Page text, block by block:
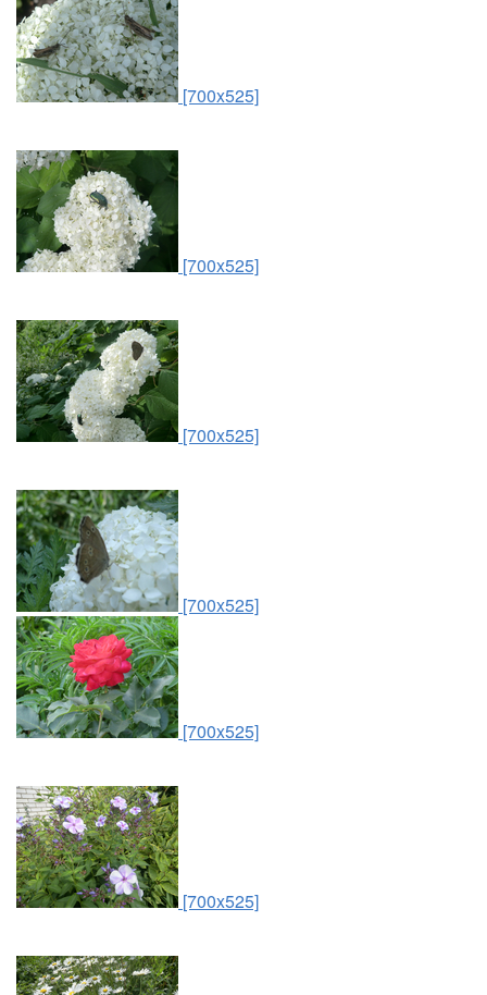
[700x525]
[700x525]
[700x525]
[700x525]
[700x525]
[700x525]